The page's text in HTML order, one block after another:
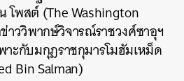
โพสต์ (The Washington
าววิพากษ์วิจารณ์ราชวงศ์ซาอุฯ
าะกับมกุฎราชกุมารโมฮัมเหม็ด
Bin Salman)